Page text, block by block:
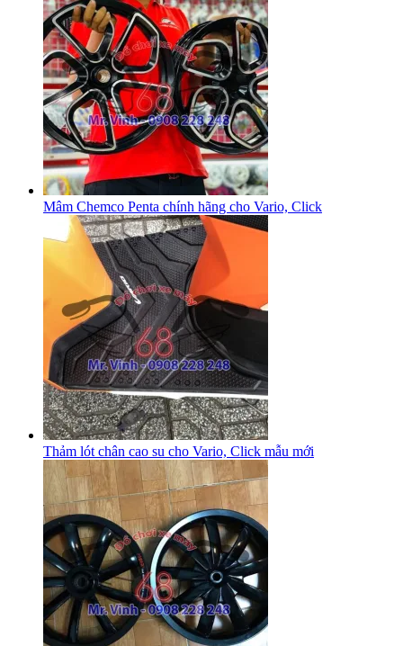
Mâm Chemco Penta chính hãng cho Vario, Click
Thảm lót chân cao su cho Vario, Click mẫu mới